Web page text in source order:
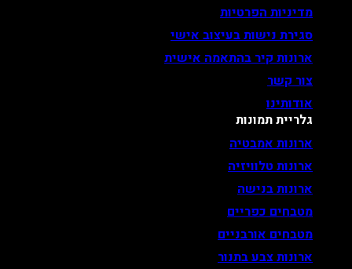
מדיניות הפרטיות
סגירת נישות בעיצוב אישי
ארונות קיר בהתאמה אישית
צור קשר
אודותינו
גלריית תמונות
ארונות אמבטיה
ארונות טלוויזיה
ארונות בנישה
מטבחים כפריים
מטבחים אורבניים
ארונות צבע בתנור